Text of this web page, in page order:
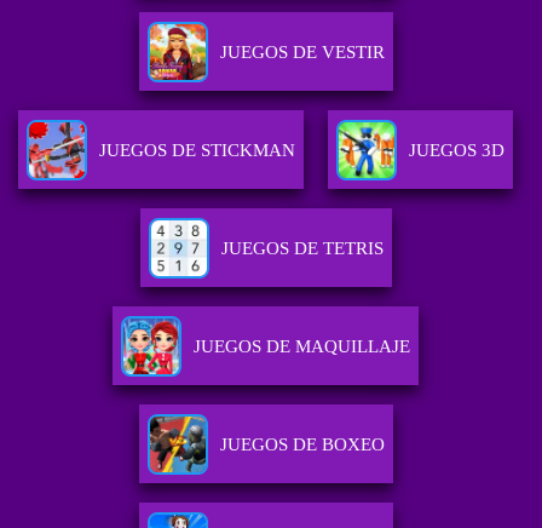
JUEGOS DE VESTIR
JUEGOS DE STICKMAN JUEGOS 3D
JUEGOS DE TETRIS
JUEGOS DE MAQUILLAJE
JUEGOS DE BOXEO